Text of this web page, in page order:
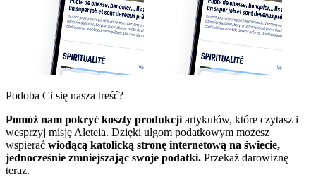
Podoba Ci się nasza treść?
Pomóż nam pokryć koszty produkcji artykułów, które czytasz i
wesprzyj misję Aleteia. Dzięki ulgom podatkowym możesz
wspierać wiodącą katolicką stronę internetową na świecie,
jednocześnie zmniejszając swoje podatki. Przekaż darowiznę
teraz.